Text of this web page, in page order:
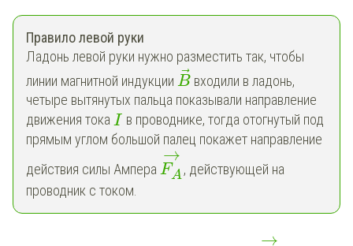
Правило левой руки
Ладонь левой руки нужно разместить так, чтобы
линии магнитной индукции B⃗ входили в ладонь,
четыре вытянутых пальца показывали направление
движения токаI в проводнике, тогда отогнутый под
прямым углом большой палец покажет направление
действия силы Ампера FA
→
, действующей на
проводник с током.
→